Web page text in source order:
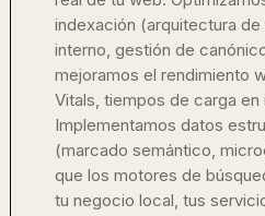
indexación (arquitectura de
interno, gestión de
mejoramos el rendimiento
Vitals, tiempos de carga
Implementamos datos
(marcado semántico,
que los motores de
tu negocio local, tus